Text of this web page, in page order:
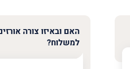
האם ובאיזו צורה
למשלוח?